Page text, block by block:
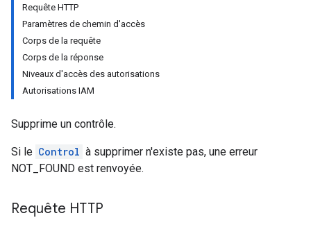
Requête HTTP
Paramètres de chemin d'accès
Corps de la requête
Corps de la réponse
Niveaux d'accès des autorisations
Autorisations IAM
Supprime un contrôle.
Si le Control à supprimer n'existe pas, une erreur
NOT_FOUND est renvoyée.
Requête HTTP